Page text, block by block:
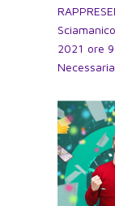
2021 ore
Necessaria...